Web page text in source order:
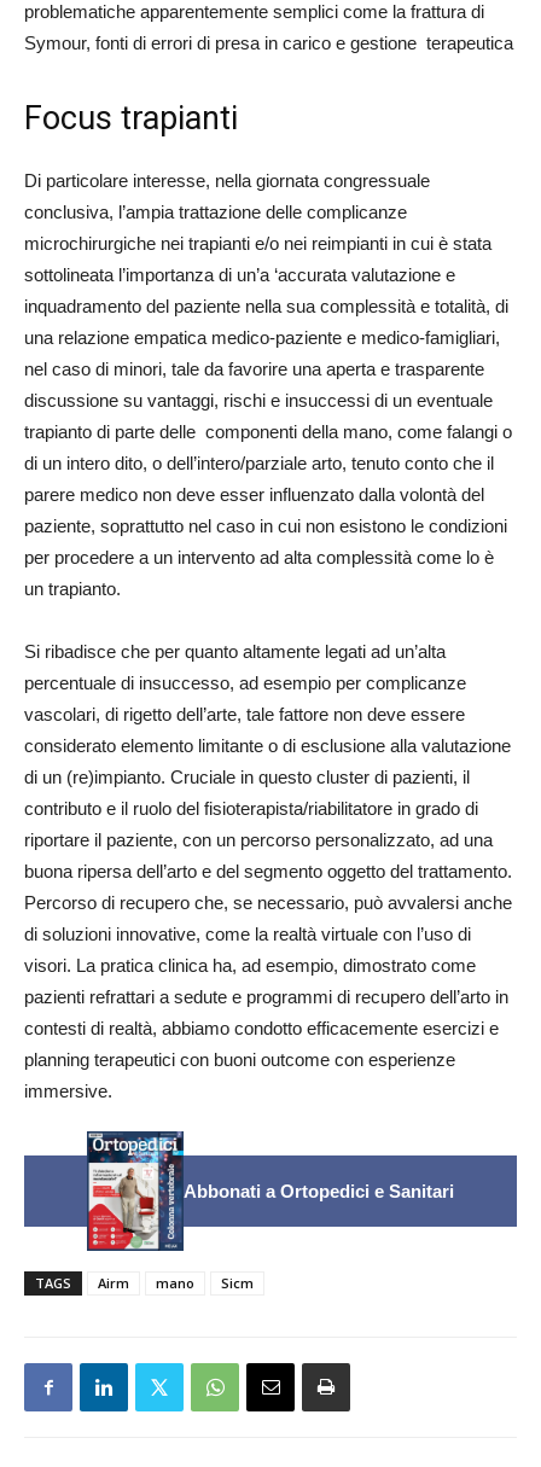
problematiche apparentemente semplici come la frattura di
Symour, fonti di errori di presa in carico e gestione terapeutica
Focus trapianti
Di particolare interesse, nella giornata congressuale
conclusiva, l’ampia trattazione delle complicanze
microchirurgiche nei trapianti e/o nei reimpianti in cui è stata
sottolineata l’importanza di un’a ‘accurata valutazione e
inquadramento del paziente nella sua complessità e totalità, di
una relazione empatica medico-paziente e medico-famigliari,
nel caso di minori, tale da favorire una aperta e trasparente
discussione su vantaggi, rischi e insuccessi di un eventuale
trapianto di parte delle componenti della mano, come falangi o
di un intero dito, o dell’intero/parziale arto, tenuto conto che il
parere medico non deve esser influenzato dalla volontà del
paziente, soprattutto nel caso in cui non esistono le condizioni
per procedere a un intervento ad alta complessità come lo è
un trapianto.
Si ribadisce che per quanto altamente legati ad un’alta
percentuale di insuccesso, ad esempio per complicanze
vascolari, di rigetto dell’arte, tale fattore non deve essere
considerato elemento limitante o di esclusione alla valutazione
di un (re)impianto. Cruciale in questo cluster di pazienti, il
contributo e il ruolo del fisioterapista/riabilitatore in grado di
riportare il paziente, con un percorso personalizzato, ad una
buona ripersa dell’arto e del segmento oggetto del trattamento.
Percorso di recupero che, se necessario, può avvalersi anche
di soluzioni innovative, come la realtà virtuale con l’uso di
visori. La pratica clinica ha, ad esempio, dimostrato come
pazienti refrattari a sedute e programmi di recupero dell’arto in
contesti di realtà, abbiamo condotto efficacemente esercizi e
planning terapeutici con buoni outcome con esperienze
immersive.
Abbonati a Ortopedici e Sanitari
TAGS Airm mano Sicm